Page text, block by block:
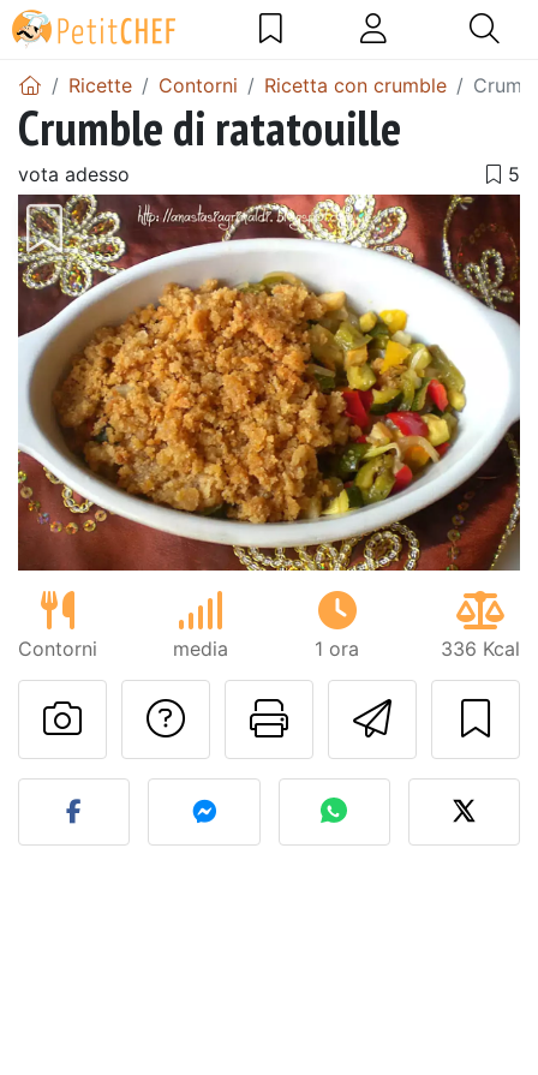
Ricette Contorni Ricetta con crumble
Crumble di ratatouille
vota adesso
Contorni media 1 ora 336 Kcal
Invia
Stampa la
Contatta l'autore
Pubblica la foto di